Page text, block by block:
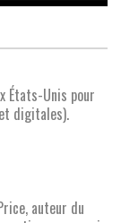
États-Unis pour
digitales).
auteur du